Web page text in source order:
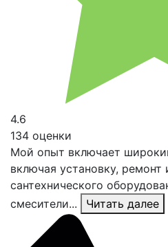
4.6
134 оценки
Мой опыт включает
включая установку, ремонт
сантехнического
смесители...
Читать далее